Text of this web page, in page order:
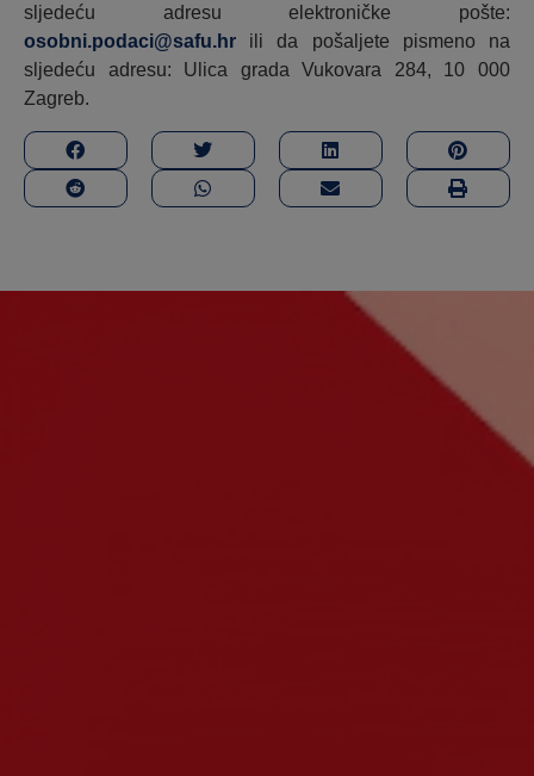
sljedeću adresu elektroničke pošte:
osobni.podaci@safu.hr ili da pošaljete pismeno na
sljedeću adresu: Ulica grada Vukovara 284, 10 000
Zagreb.